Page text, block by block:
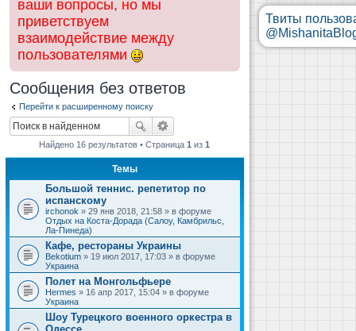
ваши вопросы, но мы
приветствуем
взаимодействие между
пользователями
Сообщения без ответов
Перейти к расширенному поиску
Найдено 16 результатов • Страница1 из1
Темы
Большой теннис. репетитор по
испанскому
irchonok » 29 янв 2018, 21:58 » в форуме
Отдых на Коста-Дорада (Салоу, Камбрильс,
Ла-Пинеда)
Кафе, рестораны Украины
Bekotium » 19 июл 2017, 17:03 » в форуме
Украина
Полет на Монгольфьере
Hermes » 16 апр 2017, 15:04 » в форуме
Украина
Шоу Турецкого военного оркестра в
Одессе
Твиты